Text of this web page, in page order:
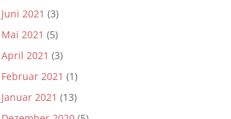
Juni 2021 (3)
Mai 2021 (5)
April 2021 (3)
Februar 2021 (1)
Januar 2021 (13)